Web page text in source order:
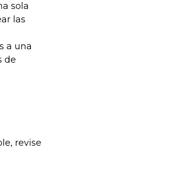
sola
las
a una
de
revise